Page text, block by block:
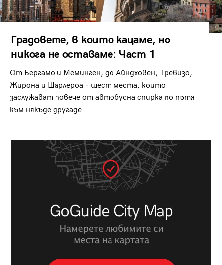
Градовете, в които кацаме, но
никога не оставаме: Част 1
От Бергамо и Меминген, до Айндховен, Тревизо,
Жирона и Шарлероа - шест места, които
заслужават повече от автобусна спирка по пътя
към някъде другаде